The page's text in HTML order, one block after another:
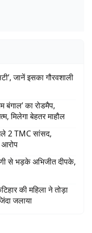
जानें इसका गौरवशाली
बंगाल’ का रोडमैप,
मिलेगा बेहतर माहौल
2 TMC सांसद,
आरोप
से भड़के अभिजीत दीपके,
की महिला ने तोड़ा
जलाया